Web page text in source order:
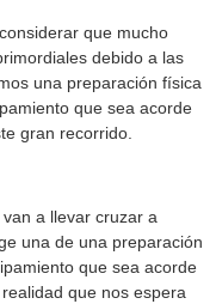
que mucho
debido a las
una preparación física
que sea acorde
gran recorrido.
a llevar cruzar a
una de una preparación
que sea acorde
que nos espera